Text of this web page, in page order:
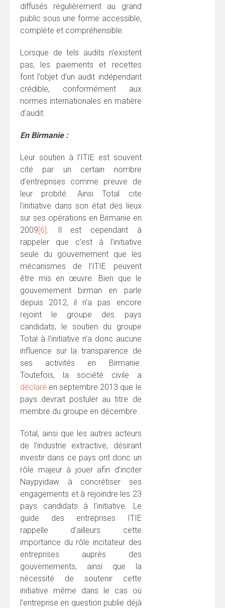
diffusés régulièrement au grand
public sous une forme accessible,
complète et compréhensible.
Lorsque de tels audits n’existent
pas, les paiements et recettes
font l’objet d’un audit indépendant
crédible, conformément aux
normes internationales en matière
d’audit.
En Birmanie :
Leur soutien à l’ITIE est souvent
cité par un certain nombre
d’entreprises comme preuve de
leur probité. Ainsi Total cite
l’initiative dans son état des lieux
sur ses opérations en Birmanie en
2009[6]
. Il est cependant à
rappeler que c’est à l’initiative
seule du gouvernement que les
mécanismes de l’ITIE peuvent
être mis en œuvre. Bien que le
gouvernement birman en parle
depuis 2012, il n’a pas encore
rejoint le groupe des pays
candidats, le soutien du groupe
Total à l’initiative n’a donc aucune
influence sur la transparence de
ses activités en Birmanie.
Toutefois, la société civile a
déclaré en septembre 2013 que le
pays devrait postuler au titre de
membre du groupe en décembre.
Total, ainsi que les autres acteurs
de l’industrie extractive, désirant
investir dans ce pays ont donc un
rôle majeur à jouer afin d’inciter
Naypyidaw à concrétiser ses
engagements et à rejoindre les 23
pays candidats à l’initiative. Le
guide des entreprises ITIE
rappelle d’ailleurs cette
importance du rôle incitateur des
entreprises auprès des
gouvernements, ainsi que la
nécessité de soutenir cette
initiative même dans le cas où
l’entreprise en question publie déjà